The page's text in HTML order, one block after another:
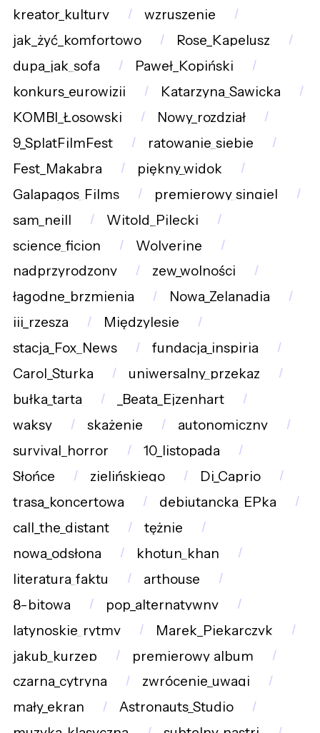
kreator_kultury
wzruszenie
jak_żyć_komfortowo
Rose_Kapelusz
dupa_jak_sofa
Paweł_Kopiński
konkurs_eurowizji
Katarzyna_Sawicka
KOMBI_Łosowski
Nowy_rozdział
9_SplatFilmFest
ratowanie_siebie
Fest_Makabra
piękny_widok
Galapagos_Films
premierowy_singiel
sam_neill
Witold_Pilecki
science_ficion
Wolverine
nadprzyrodzony
zew_wolności
łagodne_brzmienia
Nowa_Zelanadia
iii_rzesza
Międzylesie
stacja_Fox_News
fundacja_inspiria
Carol_Sturka
uniwersalny_przekaz
bułka_tarta
_Beata_Ejzenhart
waksy
skażenie
autonomiczny
survival_horror
10_listopada
Słońce
zielińskiego
Di_Caprio
trasa_koncertowa
debiutancka_EPka
call_the_distant
tężnie
nowa_odsłona
khotun_khan
literatura_faktu
arthouse
8-bitowa
pop_alternatywny
latynoskie_rytmy
Marek_Piekarczyk
jakub_kurzep
premierowy_album
czarna_cytryna
zwrócenie_uwagi
mały_ekran
Astronauts_Studio